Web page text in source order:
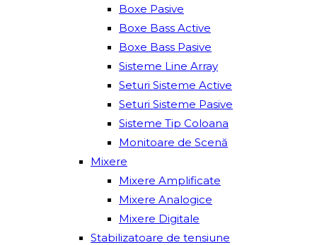
Boxe Pasive
Boxe Bass Active
Boxe Bass Pasive
Sisteme Line Array
Seturi Sisteme Active
Seturi Sisteme Pasive
Sisteme Tip Coloana
Monitoare de Scenă
Mixere
Mixere Amplificate
Mixere Analogice
Mixere Digitale
Stabilizatoare de tensiune